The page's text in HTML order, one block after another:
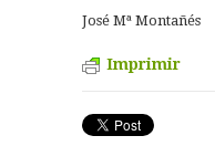
José Mª Montañés
Imprimir